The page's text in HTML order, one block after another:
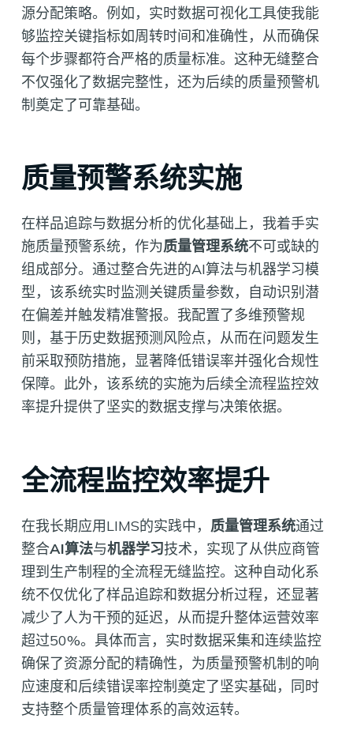
源分配策略。例如，实时数据可视化工具使我能
够监控关键指标如周转时间和准确性，从而确保
每个步骤都符合严格的质量标准。这种无缝整合
不仅强化了数据完整性，还为后续的质量预警机
制奠定了可靠基础。
质量预警系统实施
在样品追踪与数据分析的优化基础上，我着手实
施质量预警系统，作为质量管理系统不可或缺的
组成部分。通过整合先进的AI算法与机器学习模
型，该系统实时监测关键质量参数，自动识别潜
在偏差并触发精准警报。我配置了多维预警规
则，基于历史数据预测风险点，从而在问题发生
前采取预防措施，显著降低错误率并强化合规性
保障。此外，该系统的实施为后续全流程监控效
率提升提供了坚实的数据支撑与决策依据。
全流程监控效率提升
在我长期应用LIMS的实践中， 质量管理系统通过
整合AI算法与机器学习技术，实现了从供应商管
理到生产制程的全流程无缝监控。这种自动化系
统不仅优化了样品追踪和数据分析过程，还显著
减少了人为干预的延迟，从而提升整体运营效率
超过50%。具体而言，实时数据采集和连续监控
确保了资源分配的精确性，为质量预警机制的响
应速度和后续错误率控制奠定了坚实基础，同时
支持整个质量管理体系的高效运转。